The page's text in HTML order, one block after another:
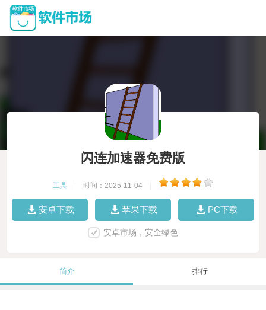
闪连加速器免费版
工具 时间：2025-11-04
安卓下载 苹果下载 PC下载
安卓市场，安全绿色
简介 排行